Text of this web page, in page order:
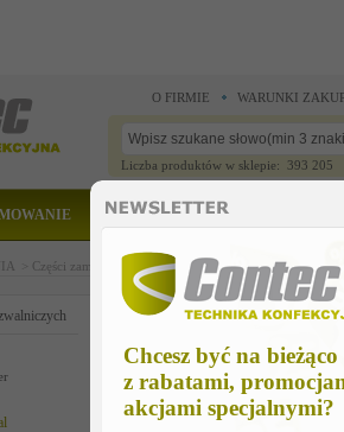
Chcesz być na bieżąco
z rabatami,
akcjami specjalnymi?
O FIRMIE WARUNKI
Liczba produktów w sklepie: 393 205
CZĘŚCI ZAMIENNE
> Części zamienne do maszyn szwalniczych >Części
część zamienna